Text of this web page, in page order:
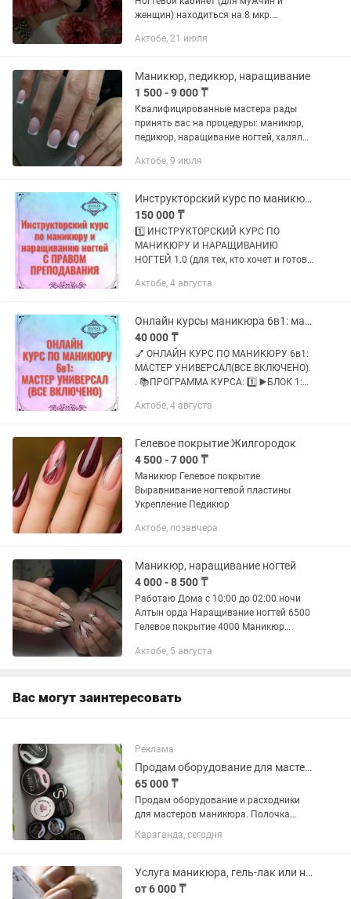
женщин) находиться на 8 мкр.
маникюр, маникюр с гелевым
есть ДИП...
Актобе, 21 июля
Маникюр, педикюр, наращивание
1 500 - 9 000 ₸
Квалифицированные мастера рады
принять вас на процедуры: маникюр,
педикюр, наращивание ногтей, халяль
покрытием, коррекцию/покраску/ лами
Актобе, 9 июля
Инструкторский курс по маникюру и наращиванию ногтей
150 000 ₸
1️⃣ ИНСТРУКТОРСКИЙ КУРС ПО
МАНИКЮРУ И НАРАЩИВАНИЮ
НОГТЕЙ 1.0 (для тех, кто хочет и готов
ИНСТРУКТОРСКИЙ КУРС ПО
НОГТЕЙ 2.0 (для тех, кто хочет и
Актобе, 4 августа
Онлайн курсы маникюра 6в1: мастер универсал(все включено)
40 000 ₸
💅 ОНЛАЙН КУРС ПО МАНИКЮРУ 6в1:
МАСТЕР УНИВЕРСАЛ(ВСЕ ВКЛЮЧЕНО).
. 📚ПРОГРАММА КУРСА: 1️⃣ ▶️БЛОК 1:
«КОМБИНИРОВАННЫЙ И
3: «ДИЗАЙНЫ НА...
Актобе, 4 августа
Гелевое покрытие Жилгородок
4 500 - 7 000 ₸
Маникюр Гелевое покрытие
Выравнивание ногтевой пластины
Укрепление Педикюр
Актобе, позавчера
Маникюр, наращивание ногтей
4 000 - 8 500 ₸
Работаю Дома с 10:00 до 02:00 ночи
Алтын орда Наращивание ногтей 6500
Гелевое покрытие 4000 Маникюр
наращивание 1500 Френч +1000
Актобе, 5 августа
Вас могут заинтересовать
Реклама
Продам оборудование для мастеров маникюра
65 000 ₸
Продам оборудование и расходники
для мастеров маникюра. Полочка
подвесная для лаков- 5.000. Гель-лаки-
20.000. Гели моделирующие- 10.000.
ногтей-5000. Гелевые типсы для...
Караганда, сегодня
Услуга маникюра, гель-лак или наращивание ногтей
от 6 000 ₸